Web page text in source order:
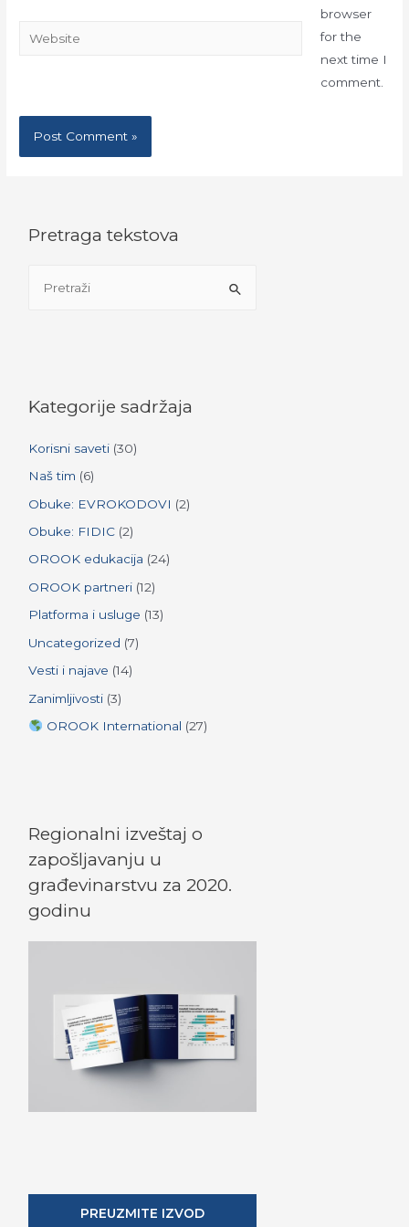
Website
browser
for the
next time I
comment.
Pretraga tekstova
h
o
r
Kategorije sadržaja
Korisni saveti (30)
Naš tim (6)
Obuke: EVROKODOVI (2)
Obuke: FIDIC (2)
OROOK edukacija (24)
OROOK partneri (12)
Platforma i usluge (13)
Uncategorized (7)
Vesti i najave (14)
Zanimljivosti (3)
OROOK International (27)
Regionalni izveštaj o
zapošljavanju u
građevinarstvu za 2020.
godinu
PREUZMITE IZVOD